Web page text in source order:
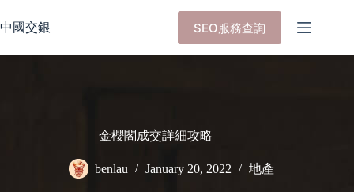
to
content
中國交銀 SEO服務查詢
金櫻閣成交詳細攻略
benlau January 20, 2022 地產